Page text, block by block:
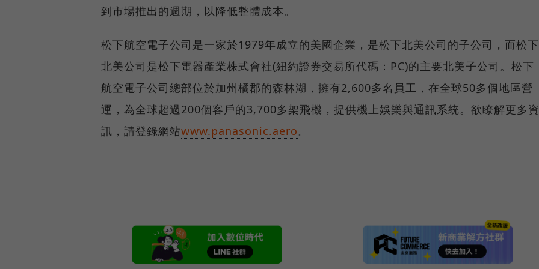
到市場推出的週期，以降低整體成本。
松下航空電子公司是一家於1979年成立的美國企業，是松下北美公司的子公司，而松下
北美公司是松下電器產業株式會社(紐約證券交易所代碼：PC)的主要北美子公司。松下
航空電子公司總部位於加州橘郡的森林湖，擁有2,600多名員工，在全球50多個地區營
運，為全球超過200個客戶的3,700多架飛機，提供機上娛樂與通訊系統。欲瞭解更多資
訊，請登錄網站www.panasonic.aero。